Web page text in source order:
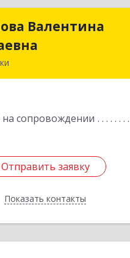
Валентина
на сопровождении
Отправить заявку
Показать контакты
Валентина
Отправить заявку
Назад